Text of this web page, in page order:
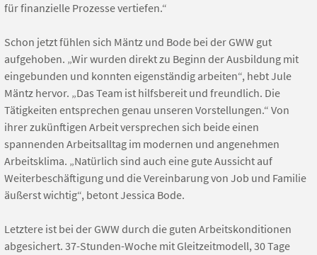
für finanzielle Prozesse vertiefen.“
Schon jetzt fühlen sich Mäntz und Bode bei der GWW gut
aufgehoben. „Wir wurden direkt zu Beginn der Ausbildung mit
eingebunden und konnten eigenständig arbeiten“, hebt Jule
Mäntz hervor. „Das Team ist hilfsbereit und freundlich. Die
Tätigkeiten entsprechen genau unseren Vorstellungen.“ Von
ihrer zukünftigen Arbeit versprechen sich beide einen
spannenden Arbeitsalltag im modernen und angenehmen
Arbeitsklima. „Natürlich sind auch eine gute Aussicht auf
Weiterbeschäftigung und die Vereinbarung von Job und Familie
äußerst wichtig“, betont Jessica Bode.
Letztere ist bei der GWW durch die guten Arbeitskonditionen
abgesichert. 37-Stunden-Woche mit Gleitzeitmodell, 30 Tage